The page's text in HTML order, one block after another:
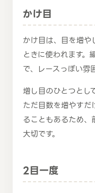
かけ目
かけ目は、目を増や
ときに使われます。
で、レースっぽい雰
増し目のひとつとし
ただ目数を増やすだ
ることもあるため
大切です。
2目一度